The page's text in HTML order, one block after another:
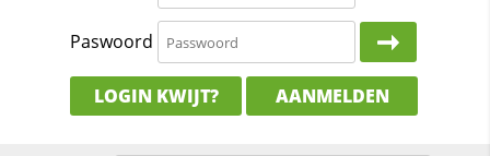
Paswoord
LOGIN KWIJT? AANMELDEN